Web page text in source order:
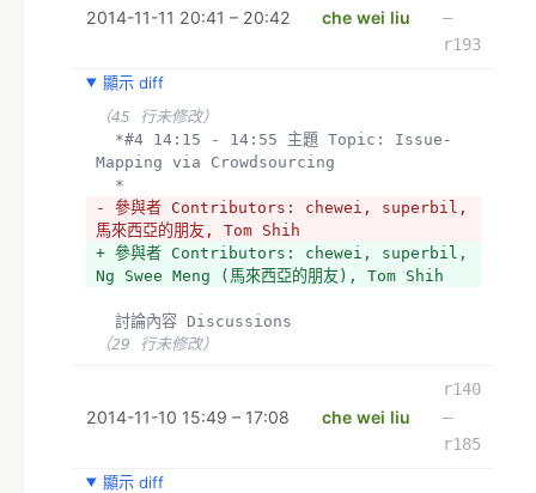
2014-11-11 20:41 – 20:42 che wei liu
–
r193
顯示 diff
（45 行未修改）
Mapping via Crowdsourcing
  *
- 參與者 Contributors: chewei, superbil,
馬來西亞的朋友, Tom Shih
+ 參與者 Contributors: chewei, superbil,
Ng Swee Meng (馬來西亞的朋友), Tom Shih
  討論內容 Discussions
（29 行未修改）
2014-11-10 15:49 – 17:08 che wei liu
r140
–
r185
顯示 diff